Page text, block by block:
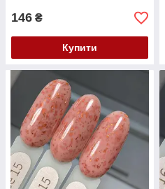
146 ₴
Купити